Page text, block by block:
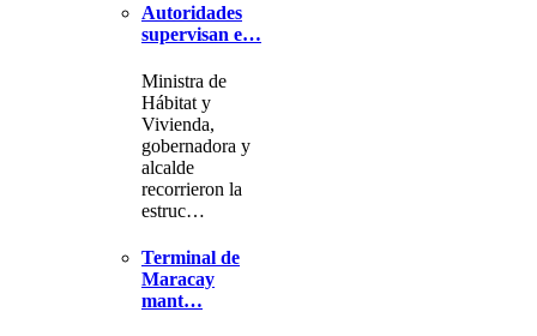
Autoridades
supervisan e…
Ministra de
Hábitat y
Vivienda,
gobernadora y
alcalde
recorrieron la
estruc…
Terminal de
Maracay
mant…